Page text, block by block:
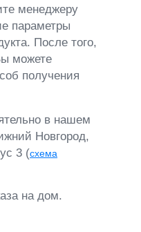
менеджеру
параметры
После того,
можете
получения
в нашем
Новгород,
3 (схема
на дом.